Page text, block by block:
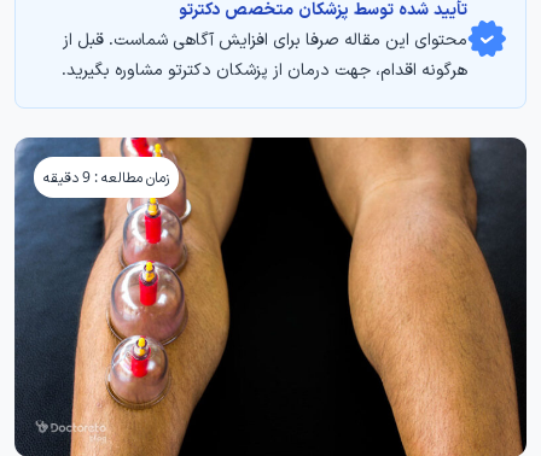
تأیید‌‌‌‌‌‌‌ شده توسط پزشکان متخصص دکترتو
محتوای این مقاله صرفا برای افزایش آگاهی شماست. قبل از
هرگونه اقدام، جهت درمان از پزشکان دکترتو مشاوره بگیرید.
زمان مطالعه : 9 دقیقه